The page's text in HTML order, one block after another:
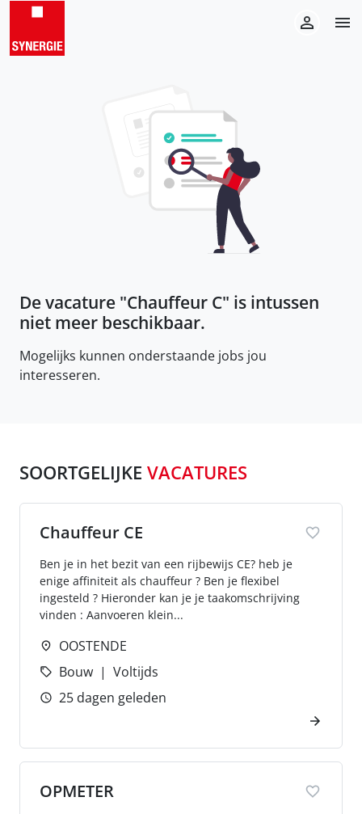
De vacature "Chauffeur C" is intussen
niet meer beschikbaar.
Mogelijks kunnen onderstaande jobs jou
interesseren.
SOORTGELIJKE VACATURES
Chauffeur CE
Ben je in het bezit van een rijbewijs CE? heb je
enige affiniteit als chauffeur ? Ben je flexibel
ingesteld ? Hieronder kan je je taakomschrijving
vinden : Aanvoeren klein...
OOSTENDE
Bouw
Voltijds
25 dagen geleden
OPMETER